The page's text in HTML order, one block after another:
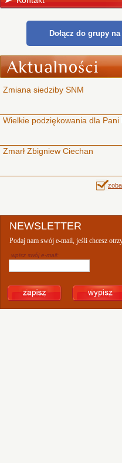
Dołącz do grupy
Zmiana siedziby SNM
Wielkie podziękowania dla Pani
Zmarł Zbigniew Ciechan
NEWSLETTER
Podaj nam swój e-mail, jeśli chcesz
wpisz swój e-mail: